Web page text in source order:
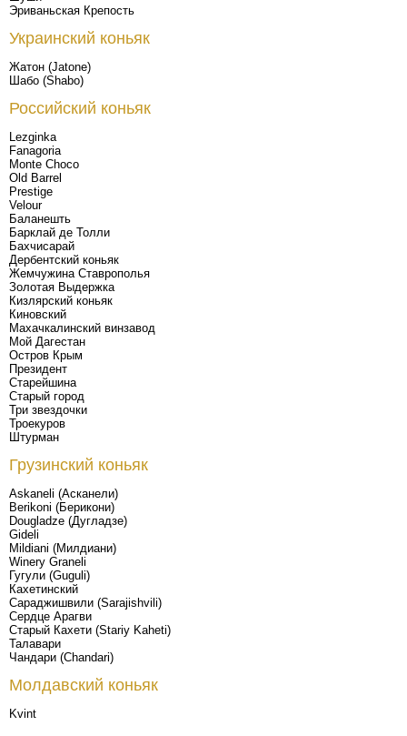
Эриваньская Крепость
Украинский коньяк
Жатон (Jatone)
Шабо (Shabo)
Российский коньяк
Lezginka
Fanagoria
Monte Choco
Old Barrel
Prestige
Velour
Баланешть
Барклай де Толли
Бахчисарай
Дербентский коньяк
Жемчужина Ставрополья
Золотая Выдержка
Кизлярский коньяк
Киновский
Махачкалинский винзавод
Мой Дагестан
Остров Крым
Президент
Старейшина
Старый город
Три звездочки
Троекуров
Штурман
Грузинский коньяк
Askaneli (Асканели)
Berikoni (Берикони)
Dougladze (Дугладзе)
Gideli
Mildiani (Милдиани)
Winery Graneli
Гугули (Guguli)
Кахетинский
Сараджишвили (Sarajishvili)
Сердце Арагви
Старый Кахети (Stariy Kaheti)
Талавари
Чандари (Chandari)
Молдавский коньяк
Kvint